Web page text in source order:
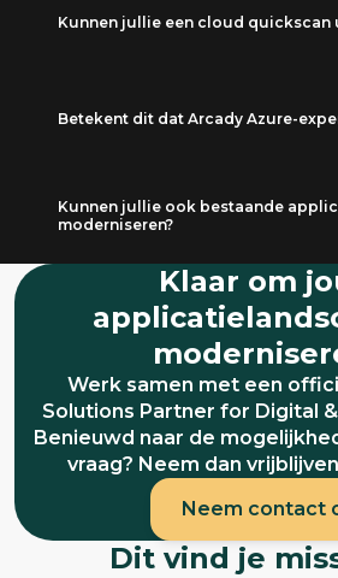
applicatieontwikkeling en
gespecialiseerde partners.
Kunnen jullie een cloud quickscan
Opinion krijg je binnen enkele
Betekent dit dat Arcady Azure-
op aantoonbare Azure-
en gerealiseerd klantsucces.
Kunnen jullie ook bestaande
moderniseren?
Zeker. Modernisering van
naar schaalbare cloud-native
een belangrijk onderdeel van
dienstverlening.
Klaar om
Werk samen met een
Solutions Partner for Digital
Benieuwd naar de
vraag? Neem dan
Neem contact
Dit vind je